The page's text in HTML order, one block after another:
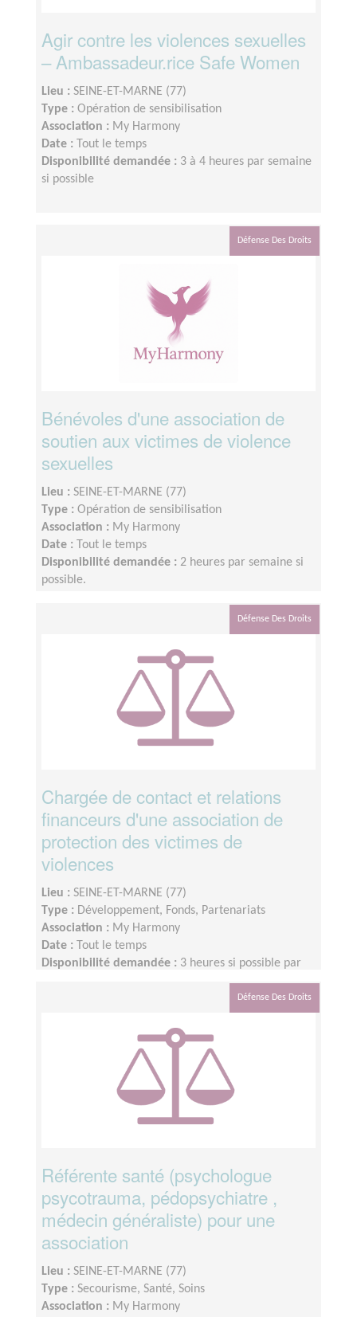
Agir contre les violences sexuelles
– Ambassadeur.rice Safe Women
Lieu : SEINE-ET-MARNE (77)
Type : Opération de sensibilisation
Association : My Harmony
Date :
Tout le temps
Disponibilité demandée : 3 à 4 heures par semaine
si possible
Défense Des Droits
Bénévoles d'une association de
soutien aux victimes de violence
sexuelles
Lieu : SEINE-ET-MARNE (77)
Type : Opération de sensibilisation
Association : My Harmony
Date :
Tout le temps
Disponibilité demandée : 2 heures par semaine si
possible.
Défense Des Droits
Chargée de contact et relations
financeurs d'une association de
protection des victimes de
violences
Lieu : SEINE-ET-MARNE (77)
Type : Développement, Fonds, Partenariats
Association : My Harmony
Date :
Tout le temps
Disponibilité demandée : 3 heures si possible par
Défense Des Droits
Référente santé (psychologue
psycotrauma, pédopsychiatre ,
médecin généraliste) pour une
association
Lieu : SEINE-ET-MARNE (77)
Type : Secourisme, Santé, Soins
Association : My Harmony